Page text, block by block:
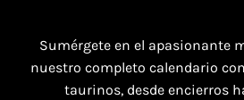
CASTELLÓN DEL 8 AL 10 DE
Sumérgete en el apasionante
nuestro completo calendario
taurinos, desde encierros